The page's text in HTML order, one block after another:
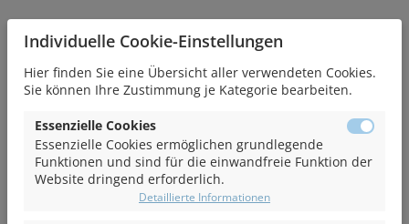
(Fahrzeugtechnik und Fahrsicherheitstraining)
Theorie
Kenntnisse und Funktionsweise der technischen
Sicherheitssysteme um das Fahrzeug zu beherrschen und
den Verschleiß möglichst gering zu halten (Eigenschaften
der kinematischen Kette)
Grundlagen der Fahrphysik
Individuelle Cookie-Einstellungen
Hier finden Sie eine Übersicht aller verwendeten Cookies.
Sie können Ihre Zustimmung je Kategorie bearbeiten.
Essenzielle Cookies
Essenzielle Cookies ermöglichen grundlegende
Funktionen und sind für die einwandfreie Funktion der
Website dringend erforderlich.
Detaillierte Informationen